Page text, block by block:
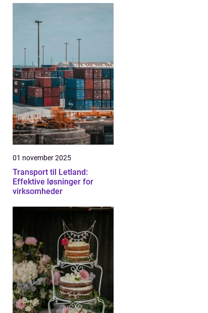
01 november 2025
Transport til Letland:
Effektive løsninger for
virksomheder